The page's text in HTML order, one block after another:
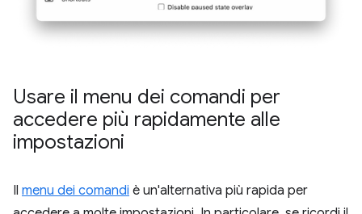
Usare il menu dei comandi per
accedere più rapidamente alle
impostazioni
Il menu dei comandi è un'alternativa più rapida per